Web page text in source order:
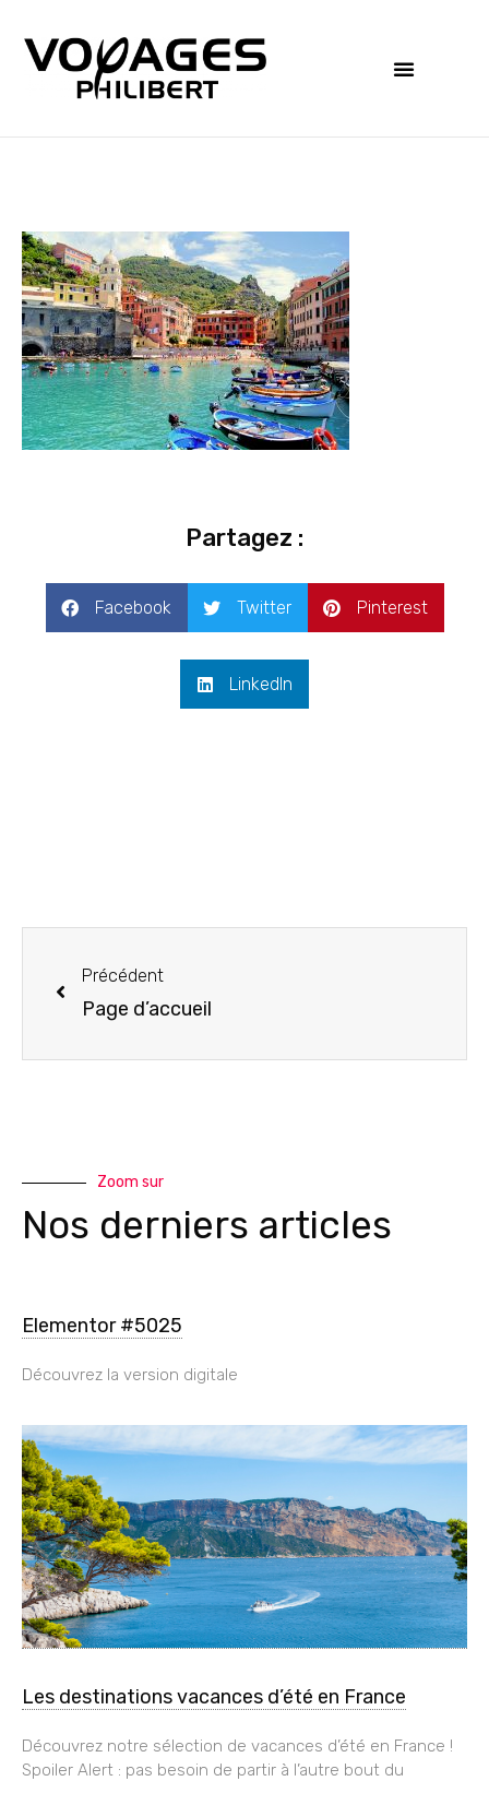
Partagez :
Facebook Twitter Pinterest
LinkedIn
Précédent
Page d’accueil
Zoom sur
Nos derniers articles
Elementor #5025
Découvrez la version digitale
Les destinations vacances d’été en France
Découvrez notre sélection de vacances d’été en France !
Spoiler Alert : pas besoin de partir à l’autre bout du